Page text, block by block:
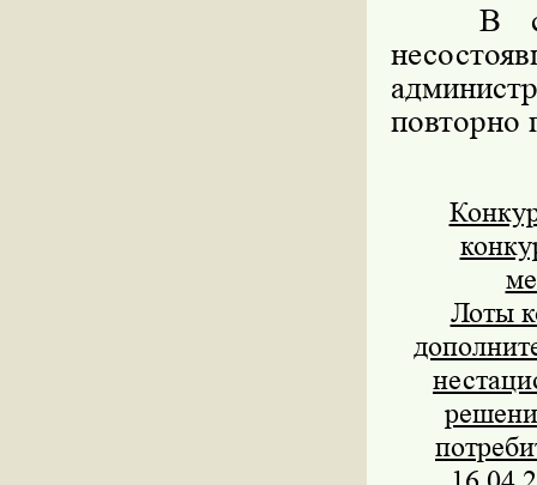
В
повторно
Лоты